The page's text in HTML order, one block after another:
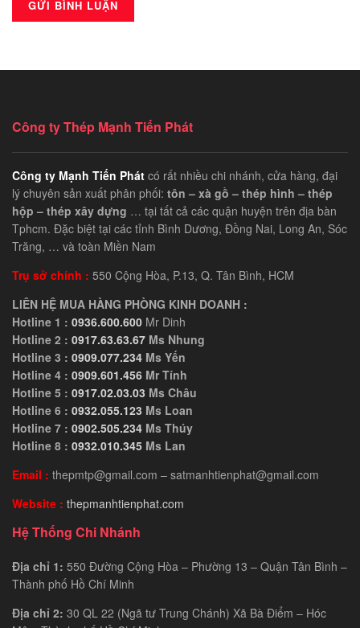
Công ty Thép Mạnh Tiến Phát
Công ty Mạnh Tiến Phát có rất nhiều chi nhánh, cửa hàng, đại
lý chuyên sản xuất phân phối: tôn – xà gồ – thép hình – thép
hộp – thép xây dựng … tại tất cả các quận huyện trên địa bàn
Tphcm. Đặc biệt tại các tỉnh Bình Dương, Đồng Nai, Long An, Sóc
Trăng, … và toàn Miền Nam
Trụ sở chính : 550 Cộng Hòa, P.13, Q. Tân Bình, HCM
LIÊN HỆ MUA HÀNG PHÒNG KINH DOANH :
Hotline 1 : 0936.600.600 Mr Dinh
Hotline 2 : 0917.63.63.67 Ms Nhung
Hotline 3 : 0909.077.234 Ms Yến
Hotline 4 : 0909.601.456 Mr Tính
Hotline 5 : 0917.02.03.03 Ms Châu
Hotline 6 : 0932.055.123 Ms Loan
Hotline 7 : 0902.505.234 Ms Thúy
Hotline 8 : 0932.010.345 Ms Lan
Email : thepmtp@gmail.com – satmanhtienphat@gmail.com
Website : thepmanhtienphat.com
Hệ Thống Chi Nhánh
Địa chỉ 1: 550 Đường Cộng Hòa – Phường 13 – Quận Tân Bình –
Thành phố Hồ Chí Minh
Địa chỉ 2: 30 QL 22 (Ngã tư Trung Chánh) Xã Bà Điểm – Hóc